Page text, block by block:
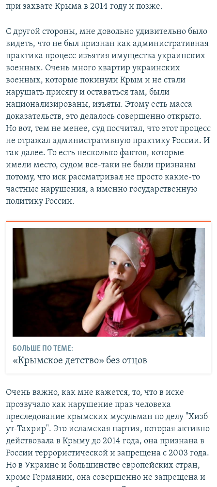
при захвате Крыма в 2014 году и позже.
С другой стороны, мне довольно удивительно было
видеть, что не был признан как административная
практика процесс изъятия имущества украинских
военных. Очень много квартир украинских
военных, которые покинули Крым и не стали
нарушать присягу и оставаться там, были
национализированы, изъяты. Этому есть масса
доказательств, это делалось совершенно открыто.
Но вот, тем не менее, суд посчитал, что этот процесс
не отражал административную практику России. И
так далее. То есть несколько фактов, которые
имели место, судом все-таки не были признаны
потому, что иск рассматривал не просто какие-то
частные нарушения, а именно государственную
политику России.
БОЛЬШЕ ПО ТЕМЕ:
«Крымское детство» без отцов
Очень важно, как мне кажется, то, что в иске
прозвучало как нарушение прав человека
преследование крымских мусульман по делу "Хизб
ут-Тахрир". Это исламская партия, которая активно
действовала в Крыму до 2014 года, она признана в
России террористической и запрещена с 2003 года.
Но в Украине и большинстве европейских стран,
кроме Германии, она совершенно не запрещена и